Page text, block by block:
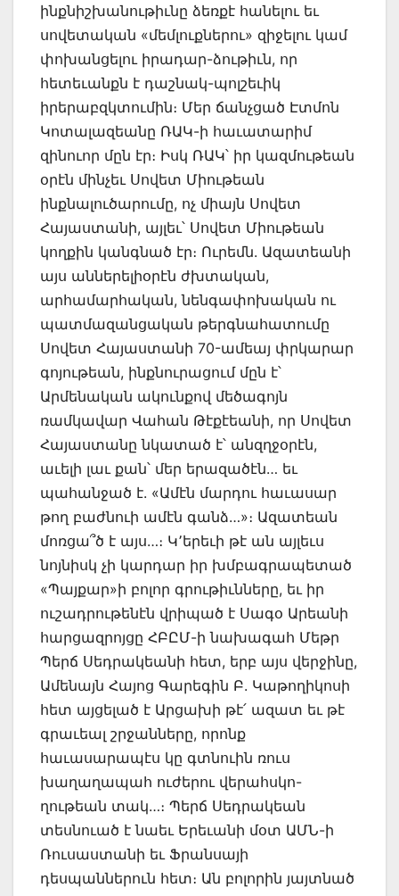
ինքնիշխանութիւնը ձեռքէ հանելու եւ
սովետական «մեմլուքներու» զիջելու կամ
փոխանցելու իրադար-ձութիւն, որ
հետեւանքն է դաշնակ-պոլշեւիկ
իրերաբզկտումին։ Մեր ճանչցած Էտմոն
Կոտալազեանը ՌԱԿ-ի հաւատարիմ
զինուոր մըն էր։ Իսկ ՌԱԿ՝ իր կազմութեան
օրէն մինչեւ Սովետ Միութեան
ինքնալուծարումը, ոչ միայն Սովետ
Հայաստանի, այլեւ՝ Սովետ Միութեան
կողքին կանգնած էր։ Ուրեմն. Ազատեանի
այս աններելիօրէն ժխտական,
արհամարհական, նենգափոխական ու
պատմազանցական թերգնահատումը
Սովետ Հայաստանի 70-ամեայ փրկարար
գոյութեան, ինքնուրացում մըն է՝
Արմենական ակունքով մեծագոյն
ռամկավար Վահան Թէքէեանի, որ Սովետ
Հայաստանը նկատած է՝ անզղջօրէն,
աւելի լաւ քան՝ մեր երազածէն… եւ
պահանջած է. «Ամէն մարդու հաւասար
թող բաժնուի ամէն գանձ…»։ Ազատեան
մոռցա՞ծ է այս…։ Կ՚երեւի թէ ան այլեւս
նոյնիսկ չի կարդար իր խմբագրապետած
«Պայքար»ի բոլոր գրութիւնները, եւ իր
ուշադրութենէն վրիպած է Սագօ Արեանի
հարցազրոյցը ՀԲԸՄ-ի նախագահ Մեթր
Պերճ Սեդրակեանի հետ, երբ այս վերջինը,
Ամենայն Հայոց Գարեգին Բ. Կաթողիկոսի
հետ այցելած է Արցախի թէ՛ ազատ եւ թէ
գրաւեալ շրջանները, որոնք
հաւասարապէս կը գտնուին ռուս
խաղաղապահ ուժերու վերահսկո-
ղութեան տակ…։ Պերճ Սեդրակեան
տեսնուած է նաեւ Երեւանի մօտ ԱՄՆ-ի
Ռուսաստանի եւ Ֆրանսայի
դեսպաններուն հետ։ Ան բոլորին յայտնած